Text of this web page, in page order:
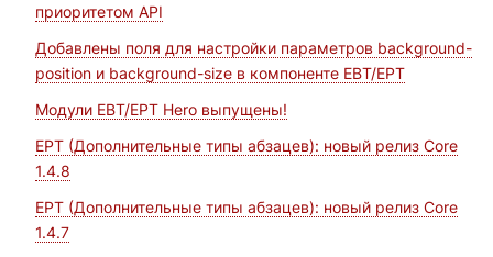
приоритетом API
Добавлены поля для настройки параметров background-
position и background-size в компоненте EBT/EPT
Модули EBT/EPT Hero выпущены!
EPT (Дополнительные типы абзацев): новый релиз Core
1.4.8
EPT (Дополнительные типы абзацев): новый релиз Core
1.4.7